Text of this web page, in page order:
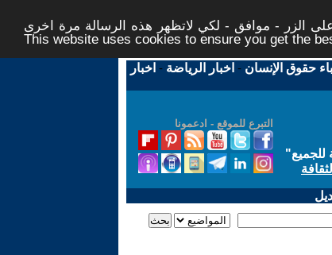
الزر - موافق - لكي لاتظهر هذه الرسالة مرة اخرى -
This website uses cookies to ensure you get the
حقوق الإنسان - اخبار الرياضة - اخبار
التبرع للموقع - ادعمونا
"